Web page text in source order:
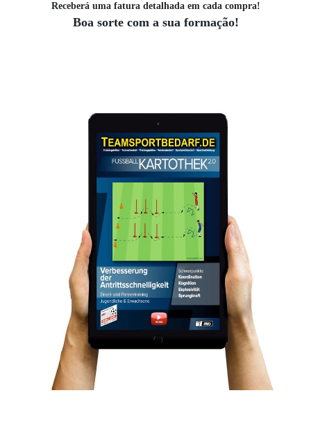
Receberá uma fatura detalhada em cada compra!
Boa sorte com a sua formação!